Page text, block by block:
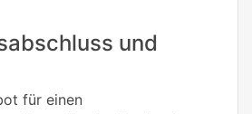
und
für einen